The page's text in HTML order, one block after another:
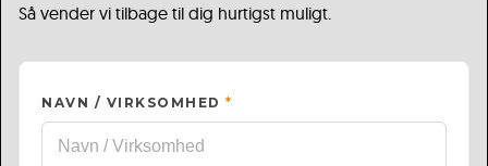
Så vender vi tilbage til dig hurtigst muligt.
NAVN / VIRKSOMHED *